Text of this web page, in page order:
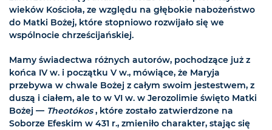
wieków Kościoła, ze względu na głębokie nabożeństwo
do Matki Bożej, które stopniowo rozwijało się we
wspólnocie chrześcijańskiej.
Mamy świadectwa różnych autorów, pochodzące już z
końca IV w. i początku V w., mówiące, że Maryja
przebywa w chwale Bożej z całym swoim jestestwem, z
duszą i ciałem, ale to w VI w. w Jerozolimie święto Matki
Bożej — Theotókos, które zostało zatwierdzone na
Soborze Efeskim w 431 r., zmieniło charakter, stając się